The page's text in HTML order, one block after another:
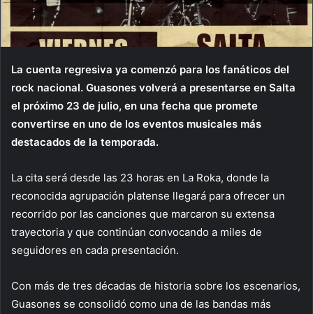
La cuenta regresiva ya comenzó para los fanáticos del
rock nacional. Guasones volverá a presentarse en Salta
el próximo 23 de julio, en una fecha que promete
convertirse en uno de los eventos musicales más
destacados de la temporada.
La cita será desde las 23 horas en La Roka, donde la
reconocida agrupación platense llegará para ofrecer un
recorrido por las canciones que marcaron su extensa
trayectoria y que continúan convocando a miles de
seguidores en cada presentación.
Con más de tres décadas de historia sobre los escenarios,
Guasones se consolidó como una de las bandas más